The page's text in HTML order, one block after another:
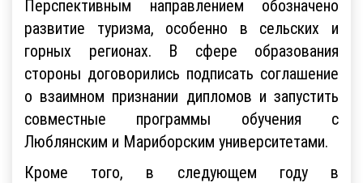
Перспективным направлением обозначено
развитие туризма, особенно в сельских и
горных регионах. В сфере образования
стороны договорились подписать соглашение
о взаимном признании дипломов и запустить
совместные программы обучения с
Люблянским и Мариборским университетами.
Кроме того, в следующем году в